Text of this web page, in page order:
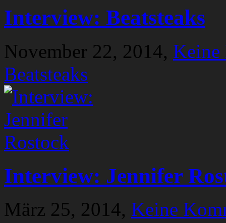
Interview: Beatsteaks
November 22, 2014, Keine
Beatsteaks
Interview: Jennifer
März 25, 2014, Keine